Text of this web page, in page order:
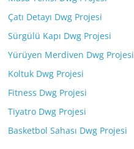
Çatı Detayı Dwg Projesi
Sürgülü Kapı Dwg Projesi
Yürüyen Merdiven Dwg Projesi
Koltuk Dwg Projesi
Fitness Dwg Projesi
Tiyatro Dwg Projesi
Basketbol Sahası Dwg Projesi